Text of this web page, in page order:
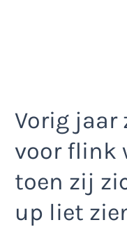
Vorig jaar
voor flink
toen zij
up liet